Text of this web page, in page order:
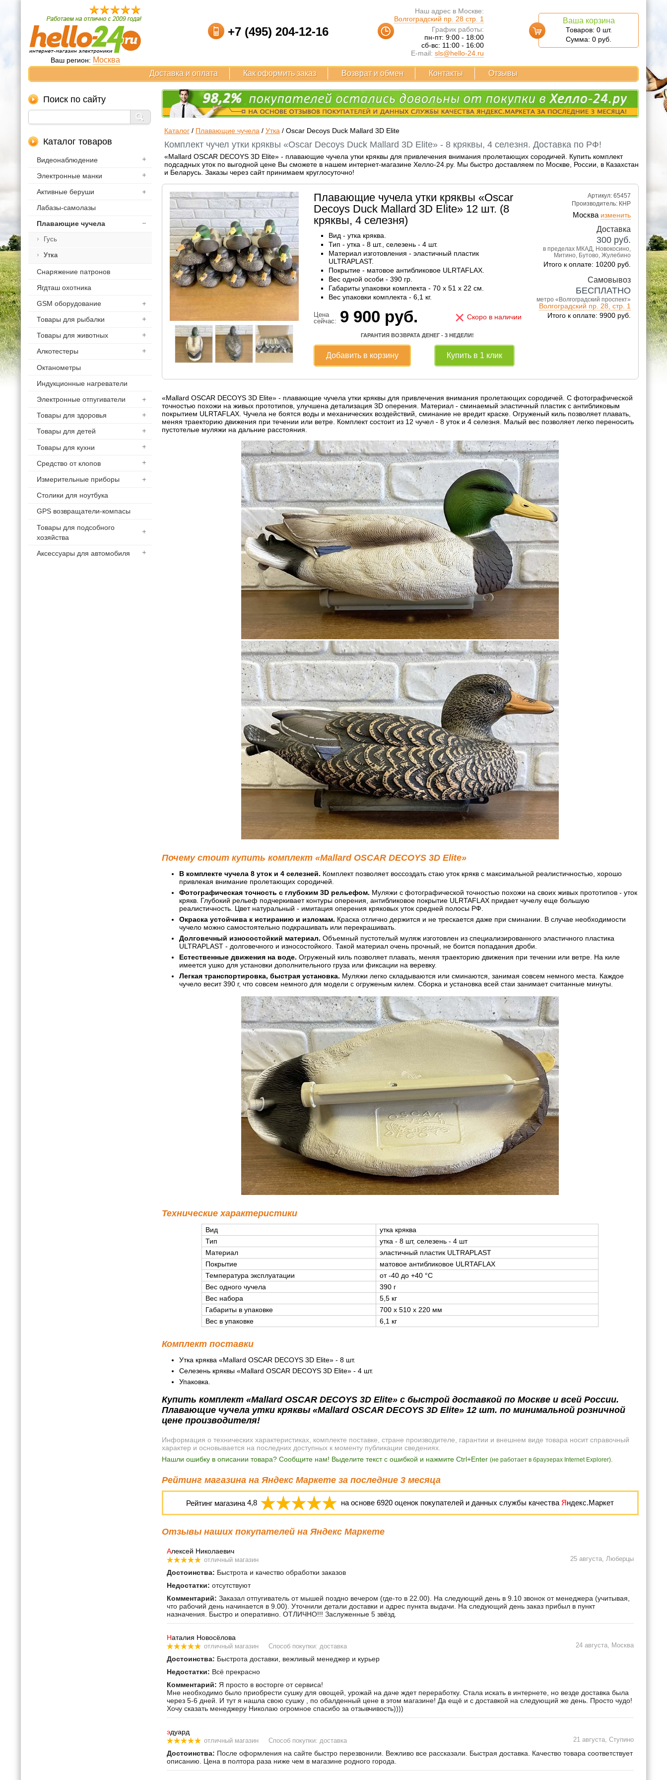
Ваш регион: Москва
+7 (495) 204-12-16
Наш адрес в Москве:
Волгоградский пр. 28 стр. 1
График работы:
пн-пт: 9:00 - 18:00
сб-вс: 11:00 - 16:00
E-mail: sls@hello-24.ru
Ваша корзина
Товаров: 0 шт.
Сумма: 0 руб.
Доставка и оплата Как оформить заказ Возврат и обмен Контакты Отзывы
Поиск по сайту
Каталог товаров
Видеонаблюдение
Электронные манки
Активные беруши
Лабазы-самолазы
Плавающие чучела
Гусь
Утка
Снаряжение патронов
Ягдташ охотника
GSM оборудование
Товары для рыбалки
Товары для животных
Алкотестеры
Октанометры
Индукционные нагреватели
Электронные отпугиватели
Товары для здоровья
Товары для детей
Товары для кухни
Средство от клопов
Измерительные приборы
Столики для ноутбука
GPS возвращатели-компасы
Товары для подсобного
хозяйства
Аксессуары для автомобиля
Каталог/ Плавающие чучела / Утка / Oscar Decoys Duck Mallard 3D Elite
Комплект чучел утки кряквы «Oscar Decoys Duck Mallard 3D Elite» - 8 кряквы, 4 селезня. Доставка по РФ!
«Mallard OSCAR DECOYS 3D Elite» - плавающие чучела утки кряквы для привлечения внимания пролетающих сородичей. Купить комплект
подсадных уток по выгодной цене Вы сможете в нашем интернет-магазине Хелло-24.ру. Мы быстро доставляем по Москве, России, в Казахстан
и Беларусь. Заказы через сайт принимаем круглосуточно!
Артикул: 65457
Производитель: КНР
Москва изменить
Доставка
300 руб.
в пределах МКАД, Новокосино,
Митино, Бутово, Жулебино
Итого к оплате: 10200 руб.
Самовывоз
БЕСПЛАТНО
метро «Волгоградский проспект»
Волгоградский пр. 28, стр. 1
Итого к оплате: 9900 руб.
Плавающие чучела утки кряквы «Oscar
Decoys Duck Mallard 3D Elite» 12 шт. (8
кряквы, 4 селезня)
Вид - утка кряква.
Тип - утка - 8 шт., селезень - 4 шт.
Материал изготовления - эластичный пластик
ULTRAPLAST.
Покрытие - матовое антибликовое ULRTAFLAX.
Вес одной особи - 390 гр.
Габариты упаковки комплекта - 70 x 51 x 22 см.
Вес упаковки комплекта - 6,1 кг.
Цена
сейчас: 9 900 руб. × Скоро в наличии
ГАРАНТИЯ ВОЗВРАТА ДЕНЕГ - 3 НЕДЕЛИ!
Добавить в корзину Купить в 1 клик
«Mallard OSCAR DECOYS 3D Elite» - плавающие чучела утки кряквы для привлечения внимания пролетающих сородичей. С фотографической
точностью похожи на живых прототипов, улучшена детализация 3D оперения. Материал - сминаемый эластичный пластик с антибликовым
покрытием ULRTAFLAX. Чучела не боятся воды и механических воздействий, сминание не вредит краске. Огруженый киль позволяет плавать,
меняя траекторию движения при течении или ветре. Комплект состоит из 12 чучел - 8 уток и 4 селезня. Малый вес позволяет легко переносить
пустотелые муляжи на дальние расстояния.
Почему стоит купить комплект «Mallard OSCAR DECOYS 3D Elite»
В комплекте чучела 8 уток и 4 селезней. Комплект позволяет воссоздать стаю уток крякв с максимальной реалистичностью, хорошо
привлекая внимание пролетающих сородичей.
Фотографическая точность с глубоким 3D рельефом. Муляжи с фотографической точностью похожи на своих живых прототипов - уток
крякв. Глубокий рельеф подчеркивает контуры оперения, антибликовое покрытие ULRTAFLAX придает чучелу еще большую
реалистичность. Цвет натуральный - имитация оперения кряковых уток средней полосы РФ.
Окраска устойчива к истиранию и изломам. Краска отлично держится и не трескается даже при сминании. В случае необходимости
чучело можно самостоятельно подкрашивать или перекрашивать.
Долговечный износостойкий материал. Объемный пустотелый муляж изготовлен из специализированного эластичного пластика
ULTRAPLAST - долговечного и износостойкого. Такой материал очень прочный, не боится попадания дроби.
Естественные движения на воде. Огруженый киль позволяет плавать, меняя траекторию движения при течении или ветре. На киле
имеется ушко для установки дополнительного груза или фиксации на веревку.
Легкая транспортировка, быстрая установка. Муляжи легко складываются или сминаются, занимая совсем немного места. Каждое
чучело весит 390 г, что совсем немного для модели с огруженым килем. Сборка и установка всей стаи занимает считанные минуты.
Технические характеристики
Вид
утка кряква
Тип
утка - 8 шт, селезень - 4 шт
Материал
эластичный пластик ULTRAPLAST
Покрытие
матовое антибликовое ULRTAFLAX
Температура эксплуатации
от -40 до +40 °C
Вес одного чучела
390 г
Вес набора
5,5 кг
Габариты в упаковке
700 х 510 х 220 мм
Вес в упаковке
6,1 кг
Комплект поставки
Утка кряква «Mallard OSCAR DECOYS 3D Elite» - 8 шт.
Селезень кряквы «Mallard OSCAR DECOYS 3D Elite» - 4 шт.
Упаковка.
Купить комплект «Mallard OSCAR DECOYS 3D Elite» с быстрой доставкой по Москве и всей России.
Плавающие чучела утки кряквы «Mallard OSCAR DECOYS 3D Elite» 12 шт. по минимальной розничной
цене производителя!
Информация о технических характеристиках, комплекте поставке, стране производителе, гарантии и внешнем виде товара носит справочный
характер и основывается на последних доступных к моменту публикации сведениях.
Нашли ошибку в описании товара? Сообщите нам! Выделите текст с ошибкой и нажмите Ctrl+Enter (не работает в браузерах Internet Explorer).
Рейтинг магазина на Яндекс Маркете за последние 3 месяца
Рейтинг магазина 4,8 на основе6920 оценок покупателей и данных службы качества Яндекс.Маркет
Отзывы наших покупателей на Яндекс Маркете
Алексей Николаевич
отличный магазин 25 августа, Люберцы
Достоинства: Быстрота и качество обработки заказов
Недостатки: отсутствуют
Комментарий: Заказал отпугиватель от мышей поздно вечером (где-то в 22.00). На следующий день в 9.10 звонок от менеджера (учитывая,
что рабочий день начинается в 9.00). Уточнили детали доставки и адрес пункта выдачи. На следующий день заказ прибыл в пункт
назначения. Быстро и оперативно. ОТЛИЧНО!!! Заслуженные 5 звёзд.
Наталия Новосёлова
отличный магазин Способ покупки: доставка 24 августа, Москва
Достоинства: Быстрота доставки, вежливый менеджер и курьер
Недостатки: Всё прекрасно
Комментарий: Я просто в восторге от сервиса!
Мне необходимо было приобрести сушку для овощей, урожай на даче ждет переработку. Стала искать в интернете, но везде доставка была
через 5-6 дней. И тут я нашла свою сушку , по обалденный цене в этом магазине! Да ещё и с доставкой на следующий же день. Просто чудо!
Хочу сказать менеджеру Николаю огромное спасибо за отзывчивость))))
эдуард
отличный магазин Способ покупки: доставка 21 августа, Ступино
Достоинства: После оформления на сайте быстро перезвонили. Вежливо все рассказали. Быстрая доставка. Качество товара соответствует
описанию. Цена в полтора раза ниже чем в магазине родного города.